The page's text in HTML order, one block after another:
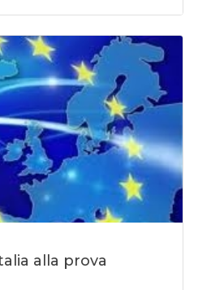
alla prova